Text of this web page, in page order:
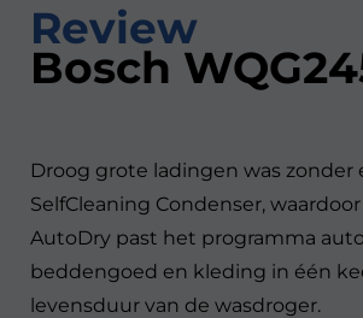
Review
Bosch
Droog grote ladingen was zonder
SelfCleaning Condenser,
AutoDry past het programma
beddengoed en kleding in één
levensduur van de wasdroger.